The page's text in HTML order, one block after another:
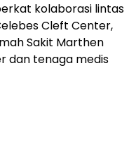
kolaborasi lintas
Cleft Center,
Sakit Marthen
dan tenaga medis